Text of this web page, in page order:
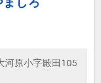
河原小字殿田105